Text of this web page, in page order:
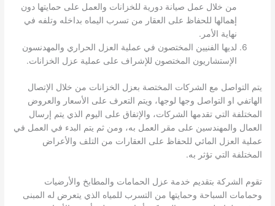
من خلال عمل صيانة دورية للخزانات والعمل على حمايتها دون
إهمالها للحفاظ على العقار من تسرب اليماه بداخله وتلفه في
نهاية الأمر.
لديها الفنيين المختصون في عملية العزل الحراري والمهدنسون
الإستشاريون المختصون للإشراف على عملية عزل الخزانات.
يتم التواصل مع الشركات المختصة بعزل الخزانات من خلال الإتصال
الهاتفي او التواصل وجها لوجها، ويتم التعرف على الأسعار والعروض
المختلفة التي تقدمها الشركات، والإتفاق على اليوم الذي يتم إرسال
العمال والمهندسين على مقر العمل به، ومن ثم يتم البدء في العمل في
عملية العزل المائي للحفاظ على العقارات من التلف والأعراض
المختلفة التي تؤثر به.
تقوم الشركة بتقديم خدمة عزل الحمامات والمطابخ والأرضيات
وحمامات السباحة وحمايتها من التسرب للمياه الذي يتعرض له المبنى